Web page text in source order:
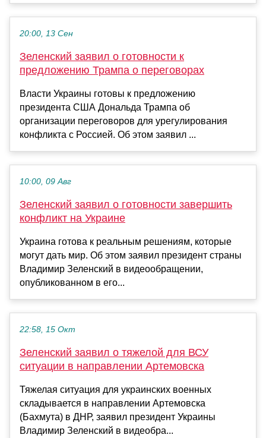
20:00, 13 Сен
Зеленский заявил о готовности к
предложению Трампа о переговорах
Власти Украины готовы к предложению
президента США Дональда Трампа об
организации переговоров для урегулирования
конфликта с Россией. Об этом заявил ...
10:00, 09 Авг
Зеленский заявил о готовности завершить
конфликт на Украине
Украина готова к реальным решениям, которые
могут дать мир. Об этом заявил президент страны
Владимир Зеленский в видеообращении,
опубликованном в его...
22:58, 15 Окт
Зеленский заявил о тяжелой для ВСУ
ситуации в направлении Артемовска
Тяжелая ситуация для украинских военных
складывается в направлении Артемовска
(Бахмута) в ДНР, заявил президент Украины
Владимир Зеленский в видеобра...